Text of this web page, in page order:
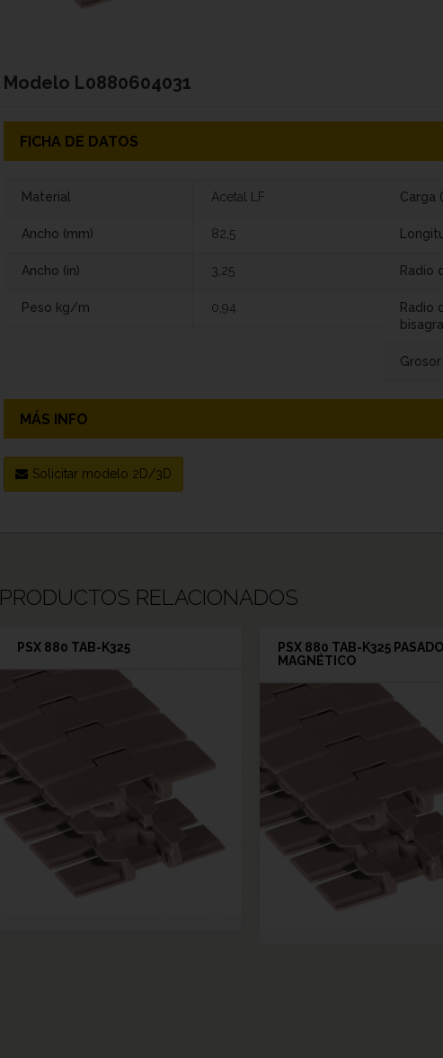
Modelo L0880604031
FICHA DE DATOS
Material Acetal LF
Ancho (mm) 82,5
Ancho (in) 3,25
Peso kg/m 0,94
Carga
Radio
Radio
bisagra
MÁS INFO
Solicitar modelo 2D/3D
PRODUCTOS RELACIONADOS
PSX 880 TAB-K325
PSX 880 TAB-K325
MAGNÉTICO